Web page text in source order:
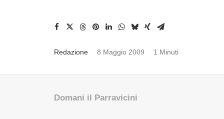
Redazione 8 Maggio 2009 1 Minuti
Domani il Parravicini